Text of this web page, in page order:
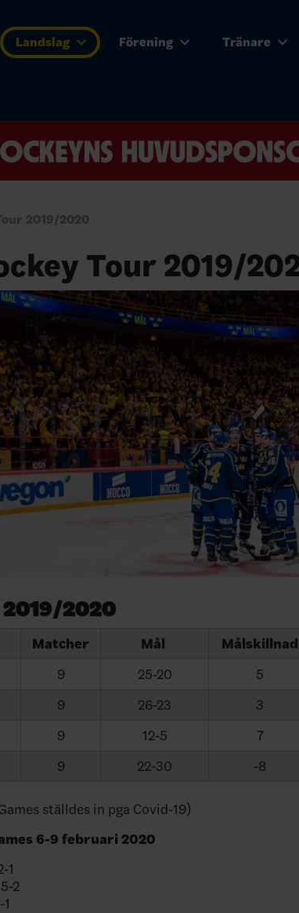
Landslag Förening Tränare
2019/2020
Tour 2019/
2020
Matcher Mål Målskillnad
9 25-20 5
9 26-23 3
9 12-5 7
9 22-30 -8
ställdes in pga Covid-19)
6-9 februari 2020
1
2